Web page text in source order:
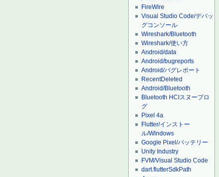
FireWire
Visual Studio Code/デバッ
グコンソール
Wireshark/Bluetooth
Wireshark/使い方
Android/data
Android/bugreports
Android/バグレポート
RecentDeleted
Android/Bluetooth
Bluetooth HCIスヌープロ
グ
Pixel 4a
Flutter/インストー
ル/Windows
Google Pixel/バッテリー
Unity Industry
FVM/Visual Studio Code
dart.flutterSdkPath